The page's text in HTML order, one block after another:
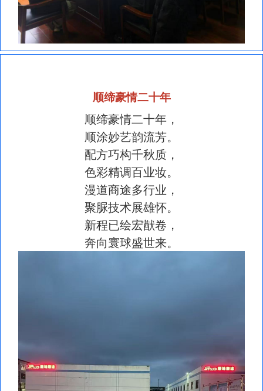
顺缔豪情二十年
顺缔豪情二十年，
顺涂妙艺韵流芳。
配方巧构千秋质，
色彩精调百业妆。
漫道商途多行业，
聚脲技术展雄怀。
新程已绘宏猷卷，
奔向寰球盛世来。